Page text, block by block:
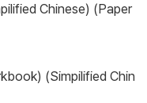
Chinese) (Paper
(Simpilified Chin